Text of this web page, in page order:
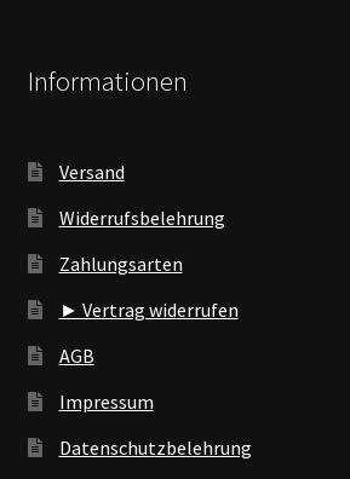
Informationen
Versand
Widerrufsbelehrung
Zahlungsarten
► Vertrag widerrufen
AGB
Impressum
Datenschutzbelehrung